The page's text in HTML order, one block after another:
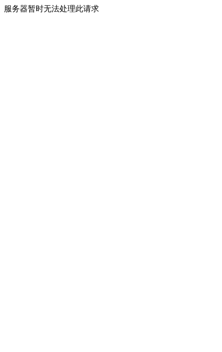
服务器暂时无法处理此请求